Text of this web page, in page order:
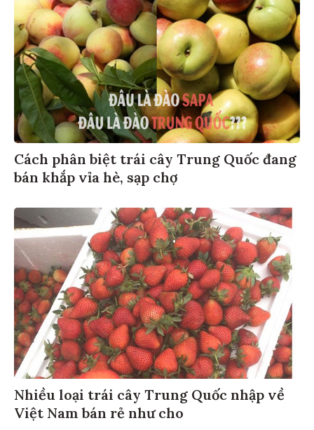
Cách phân biệt trái cây Trung Quốc đang
bán khắp vỉa hè, sạp chợ
Nhiều loại trái cây Trung Quốc nhập về
Việt Nam bán rẻ như cho